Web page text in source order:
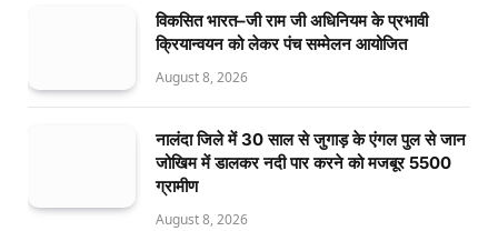
विकसित भारत–जी राम जी अधिनियम के प्रभावी
क्रियान्वयन को लेकर पंच सम्मेलन आयोजित
August 8, 2026
नालंदा जिले में 30 साल से जुगाड़ के एंगल पुल से जान
जोखिम में डालकर नदी पार करने को मजबूर 5500
ग्रामीण
August 8, 2026